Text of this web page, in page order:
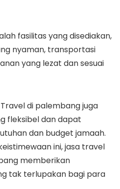
fasilitas yang disediakan,
nyaman, transportasi
yang lezat dan sesuai
di palembang juga
fleksibel dan dapat
dan budget jamaah.
ini, jasa travel
memberikan
tak terlupakan bagi para